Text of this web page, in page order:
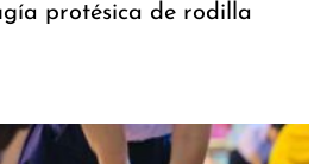
protésica de rodilla